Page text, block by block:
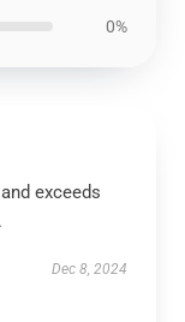
0%
exceeds
Dec 8, 2024